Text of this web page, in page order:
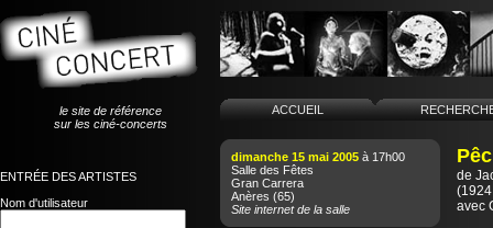
le site de référence
sur les ciné-concerts
ENTRÉE DES ARTISTES
Nom d'utilisateur
ACCUEIL
dimanche 15 mai 2005 à 17h00
Salle des Fêtes
Gran Carrera
Anères (65)
Site internet de la salle
de
avec